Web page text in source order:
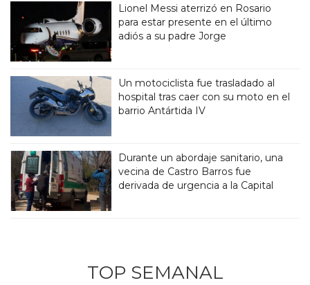
Lionel Messi aterrizó en Rosario
para estar presente en el último
adiós a su padre Jorge
Un motociclista fue trasladado al
hospital tras caer con su moto en el
barrio Antártida IV
Durante un abordaje sanitario, una
vecina de Castro Barros fue
derivada de urgencia a la Capital
TOP SEMANAL